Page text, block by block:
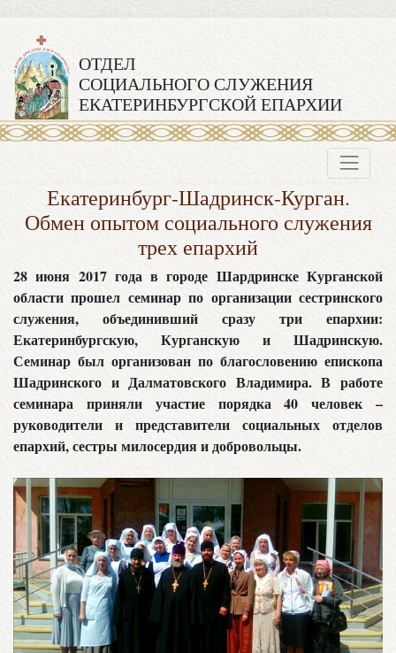
ОТДЕЛ
СОЦИАЛЬНОГО СЛУЖЕНИЯ
ЕКАТЕРИНБУРГСКОЙ ЕПАРХИИ
Екатеринбург-Шадринск-Курган.
Обмен опытом социального служения
трех епархий
28 июня 2017 года в городе Шардринске Курганской
области прошел семинар по организации сестринского
служения, объединивший сразу три епархии:
Екатеринбургскую, Курганскую и Шадринскую.
Семинар был организован по благословению епископа
Шадринского и Далматовского Владимира. В работе
семинара приняли участие порядка 40 человек –
руководители и представители социальных отделов
епархий, сестры милосердия и добровольцы.